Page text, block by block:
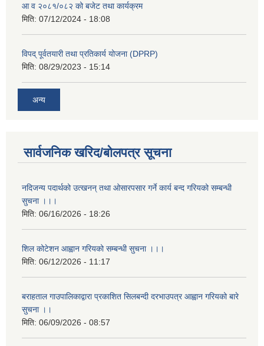
आ व २०८१/०८२ को बजेट तथा कार्यक्रम
मिति: 07/12/2024 - 18:08
विपद् पूर्वतयारी तथा प्रतिकार्य योजना (DPRP)
मिति: 08/29/2023 - 15:14
अन्य
सार्वजनिक खरिद/बोलपत्र सूचना
नदिजन्य पदार्थको उत्खनन् तथा ओसारपसार गर्ने कार्य बन्द गरियको सम्बन्धी
सुचना ।।।
मिति: 06/16/2026 - 18:26
शिल कोटेशन आह्वान गरियको सम्बन्धी सुचना ।।।
मिति: 06/12/2026 - 11:17
बराहताल गाउपालिकाद्वारा प्रकाशित सिलबन्दी दरभाउपत्र आह्वान गरियको बारे
सुचना ।।
मिति: 06/09/2026 - 08:57